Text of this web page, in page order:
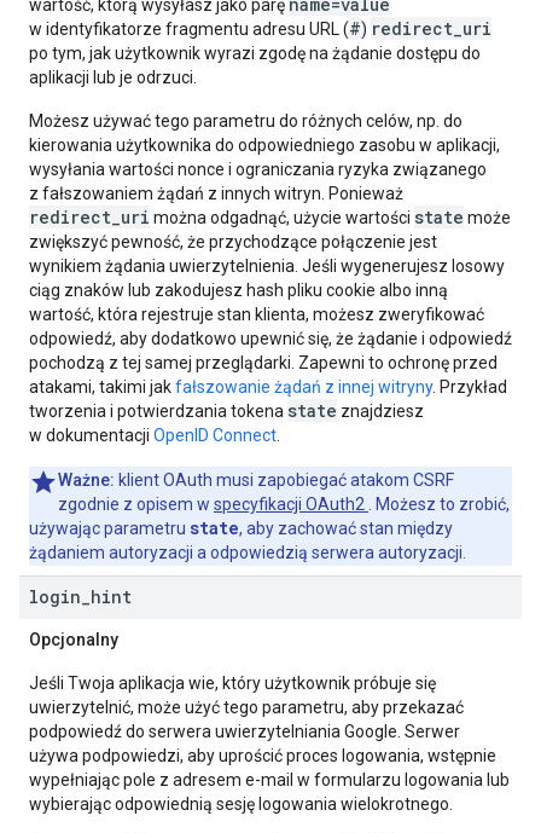
wartość, którą wysyłasz jako parę
w identyfikatorze fragmentu adresu URL (#) redirect_uri
po tym, jak użytkownik wyrazi zgodę na żądanie dostępu do
aplikacji lub je odrzuci.
Możesz używać tego parametru do różnych celów, np. do
kierowania użytkownika do odpowiedniego zasobu w aplikacji,
wysyłania wartości nonce i ograniczania ryzyka związanego
z fałszowaniem żądań z innych witryn. Ponieważ
redirect_uri można odgadnąć, użycie wartości state może
zwiększyć pewność, że przychodzące połączenie jest
wynikiem żądania uwierzytelnienia. Jeśli wygenerujesz losowy
ciąg znaków lub zakodujesz hash pliku cookie albo inną
wartość, która rejestruje stan klienta, możesz zweryfikować
odpowiedź, aby dodatkowo upewnić się, że żądanie i odpowiedź
pochodzą z tej samej przeglądarki. Zapewni to ochronę przed
atakami, takimi jakfałszowanie żądań z innej witryny. Przykład
tworzenia i potwierdzania tokena state znajdziesz
w dokumentacji OpenID Connect
Ważne: klient OAuth musi zapobiegać atakom CSRF
zgodnie z opisem w specyfikacji OAuth2
. Możesz to zrobić,
używając parametru state, aby zachować stan między
żądaniem autoryzacji a odpowiedzią serwera autoryzacji.
login hint
Opcjonalny
Jeśli Twoja aplikacja wie, który użytkownik próbuje się
uwierzytelnić, może użyć tego parametru, aby przekazać
podpowiedź do serwera uwierzytelniania Google. Serwer
używa podpowiedzi, aby uprościć proces logowania, wstępnie
wypełniając pole z adresem e-mail w formularzu logowania lub
wybierając odpowiednią sesję logowania wielokrotnego.